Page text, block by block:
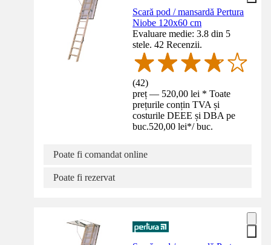
Scară pod / mansardă Pertura
Niobe 120x60 cm
Evaluare medie: 3.8 din 5
stele. 42 Recenzii.
(42)
preț — 520,00 lei * Toate
prețurile conțin TVA și
costurile DEEE și DBA pe
buc.520,00 lei*/ buc.
Poate fi comandat online
Poate fi rezervat